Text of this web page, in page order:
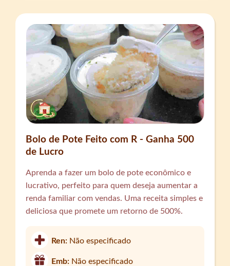
Bolo de Pote Feito com R - Ganha 500
de Lucro
Aprenda a fazer um bolo de pote econômico e
lucrativo, perfeito para quem deseja aumentar a
renda familiar com vendas. Uma receita simples e
deliciosa que promete um retorno de 500%.
Ren: Não especificado
Emb: Não especificado